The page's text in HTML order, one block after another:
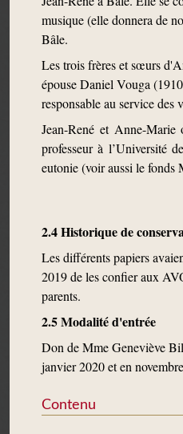
musique (elle donnera de
Bâle.
Les trois frères et sœurs
épouse Daniel Vouga
responsable au service des
Jean-René et Anne-
professeur à l’Université
eutonie (voir aussi le fonds
2.4 Historique de
Les différents papiers
2019 de les confier aux
parents.
2.5 Modalité d'entrée
Don de Mme Geneviève
janvier 2020 et en
Contenu